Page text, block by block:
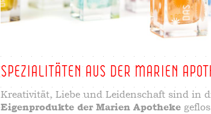
SPEZIALITÄTEN AUS DER MARIEN
Kreativität, Liebe und Leidenschaft sind in
Eigenprodukte der Marien Apotheke